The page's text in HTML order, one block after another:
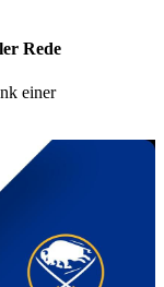
Rede
einer